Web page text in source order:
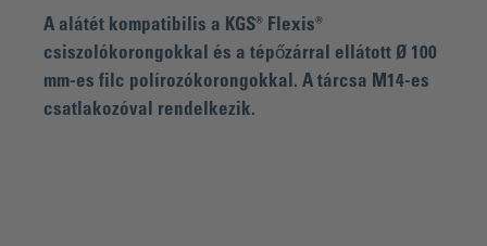
A alátét kompatibilis a KGS® Flexis®
csiszolókorongokkal és a tépőzárral ellátott Ø 100
mm-es filc polírozókorongokkal. A tárcsa M14-es
csatlakozóval rendelkezik.